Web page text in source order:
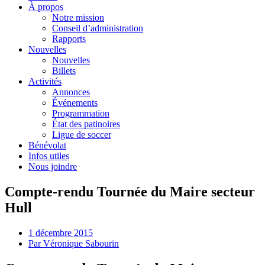
À propos
Notre mission
Conseil d’administration
Rapports
Nouvelles
Nouvelles
Billets
Activités
Annonces
Événements
Programmation
État des patinoires
Ligue de soccer
Bénévolat
Infos utiles
Nous joindre
Compte-rendu Tournée du Maire secteur
Hull
1 décembre 2015
ParVéronique Sabourin